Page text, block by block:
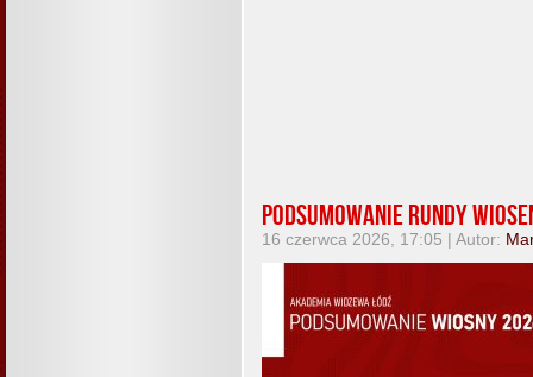
Podsumowanie rundy
16 czerwca 2026, 17:05 | Autor: